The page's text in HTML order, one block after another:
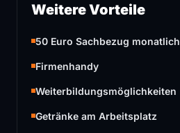
Weitere Vorteile
50 Euro Sachbezug monatlich
Firmenhandy
Weiterbildungsmöglichkeiten
Getränke am Arbeitsplatz